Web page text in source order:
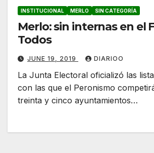
INSTITUCIONAL MERLO SIN CATEGORÍA
Merlo: sin internas en el
Todos
JUNE 19, 2019 DIARIOO
La Junta Electoral oficializó las
con las que el Peronismo
treinta y cinco ayuntamientos…